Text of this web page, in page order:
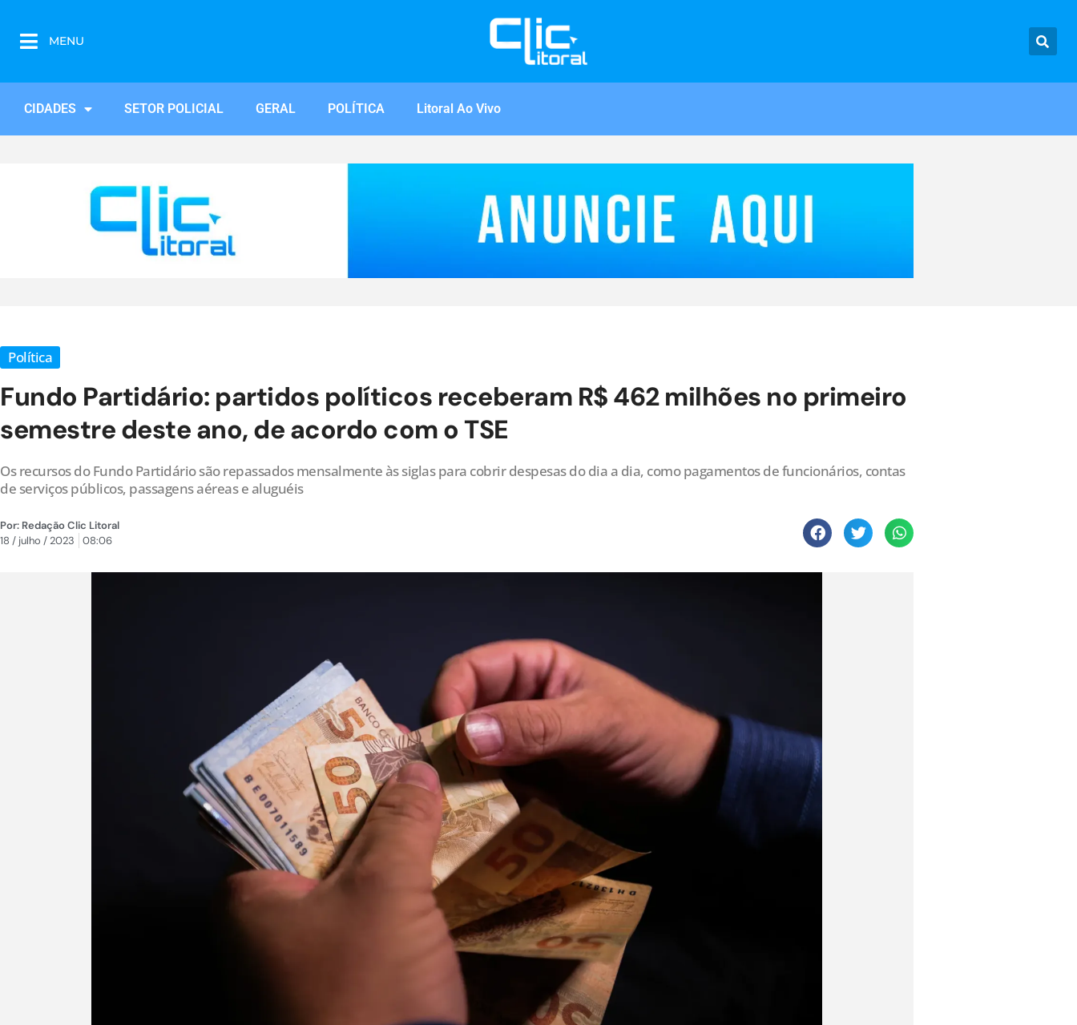
MENU
CIDADES SETOR POLICIAL GERAL POLÍTICA Litoral Ao Vivo
Política
Fundo Partidário: partidos políticos receberam R$ 462 milhões no primeiro
semestre deste ano, de acordo com o TSE
Os recursos do Fundo Partidário são repassados ​​mensalmente às siglas para cobrir despesas do dia a dia, como pagamentos de funcionários, contas
de serviços públicos, passagens aéreas e aluguéis
Por: Redação Clic Litoral
18 / julho / 2023
08:06